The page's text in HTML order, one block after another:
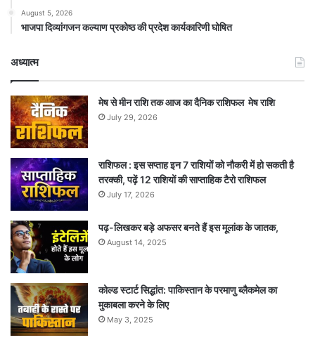
August 5, 2026
भाजपा दिव्यांगजन कल्याण प्रकोष्ठ की प्रदेश कार्यकारिणी घोषित
अध्यात्म
मेष से मीन राशि तक आज का दैनिक राशिफल मेष राशि
July 29, 2026
राशिफल : इस सप्ताह इन 7 राशियों को नौकरी में हो सकती है
तरक्की, पढ़ें 12 राशियों की साप्ताहिक टैरो राशिफल
July 17, 2026
पढ़-लिखकर बड़े अफसर बनते हैं इस मूलांक के जातक,
August 14, 2025
कोल्ड स्टार्ट सिद्धांत: पाकिस्तान के परमाणु ब्लैकमेल का
मुकाबला करने के लिए
May 3, 2025